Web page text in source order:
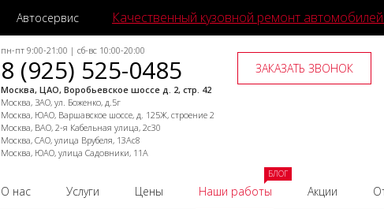
Автосервис Качественный кузовной ремонт
пн-пт 9:00-21:00 | сб-вс 10:00-20:00
8 (925) 525-0485
Москва, ЦАО, Воробьевское шоссе д. 2, стр. 42
Москва, ЗАО, ул. Боженко, д.5г
Москва, ЮАО, Варшавское шоссе, д. 125Ж, строение 2
Москва, ВАО, 2-я Кабельная улица, 2с30
Москва, САО, улица Врубеля, 13Ас8
Москва, ЮАО, улица Садовники, 11А
ЗАКАЗАТЬ ЗВОНОК
О нас Услуги Цены Наши работы
БЛОГ
Акции